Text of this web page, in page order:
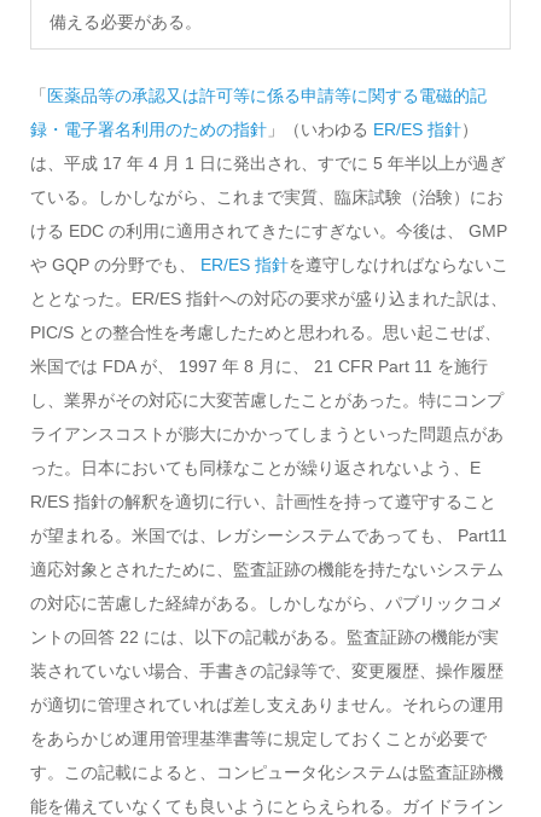
備える必要がある。
「医薬品等の承認又は許可等に係る申請等に関する電磁的記
録・電子署名利用のための指針」（いわゆる ER/ES 指針）
は、平成 17 年 4 月 1 日に発出され、すでに 5 年半以上が過ぎ
ている。しかしながら、これまで実質、臨床試験（治験）にお
ける EDC の利用に適用されてきたにすぎない。今後は、 GMP
や GQP の分野でも、 ER/ES 指針を遵守しなければならないこ
ととなった。ER/ES 指針への対応の要求が盛り込まれた訳は、
PIC/S との整合性を考慮したためと思われる。思い起こせば、
米国では FDA が、 1997 年 8 月に、 21 CFR Part 11 を施行
し、業界がその対応に大変苦慮したことがあった。特にコンプ
ライアンスコストが膨大にかかってしまうといった問題点があ
った。日本においても同様なことが繰り返されないよう、E
R/ES 指針の解釈を適切に行い、計画性を持って遵守すること
が望まれる。米国では、レガシーシステムであっても、 Part11
適応対象とされたために、監査証跡の機能を持たないシステム
の対応に苦慮した経緯がある。しかしながら、パブリックコメ
ントの回答 22 には、以下の記載がある。監査証跡の機能が実
装されていない場合、手書きの記録等で、変更履歴、操作履歴
が適切に管理されていれば差し支えありません。それらの運用
をあらかじめ運用管理基準書等に規定しておくことが必要で
す。この記載によると、コンピュータ化システムは監査証跡機
能を備えていなくても良いようにとらえられる。ガイドライン